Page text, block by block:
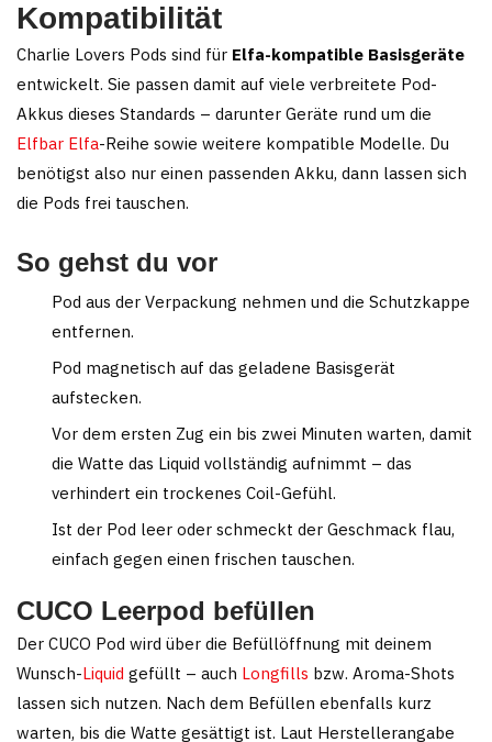
Kompatibilität
Charlie Lovers Pods sind für Elfa-kompatible Basisgeräte
entwickelt. Sie passen damit auf viele verbreitete Pod-
Akkus dieses Standards – darunter Geräte rund um die
Elfbar Elfa-Reihe sowie weitere kompatible Modelle. Du
benötigst also nur einen passenden Akku, dann lassen sich
die Pods frei tauschen.
So gehst du vor
Pod aus der Verpackung nehmen und die Schutzkappe
entfernen.
Pod magnetisch auf das geladene Basisgerät
aufstecken.
Vor dem ersten Zug ein bis zwei Minuten warten, damit
die Watte das Liquid vollständig aufnimmt – das
verhindert ein trockenes Coil-Gefühl.
Ist der Pod leer oder schmeckt der Geschmack flau,
einfach gegen einen frischen tauschen.
CUCO Leerpod befüllen
Der CUCO Pod wird über die Befüllöffnung mit deinem
Wunsch-Liquid gefüllt – auch Longfills bzw. Aroma-Shots
lassen sich nutzen. Nach dem Befüllen ebenfalls kurz
warten, bis die Watte gesättigt ist. Laut Herstellerangabe